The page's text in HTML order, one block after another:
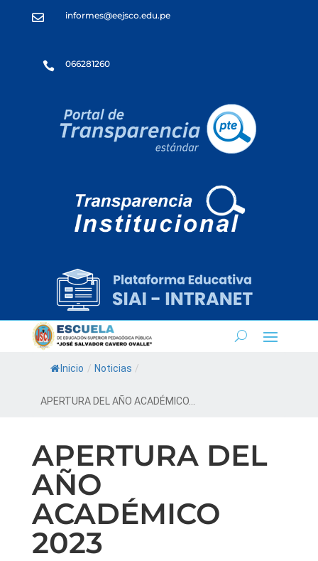
 informes@eejsco.edu.pe
 066281260
Inicio / Noticias /
APERTURA DEL AÑO ACADÉMICO...
APERTURA DEL
AÑO
ACADÉMICO
2023